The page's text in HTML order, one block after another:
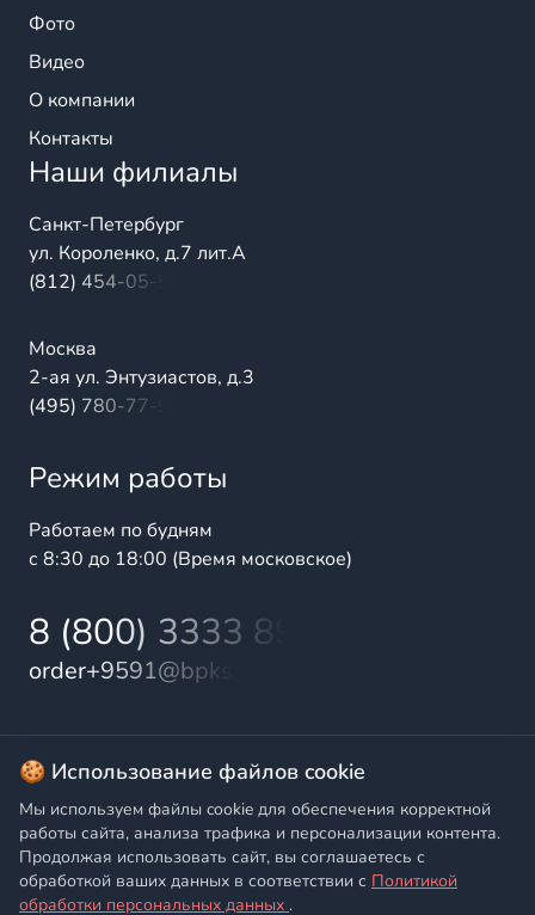
Фото
Видео
О компании
Контакты
Наши филиалы
Санкт-Петербург
ул. Короленко, д.7 лит.А
(812) 454-05-54
Москва
2-ая ул. Энтузиастов, д.3
(495) 780-77-98
Режим работы
Работаем по будням
с 8:30 до 18:00 (Время московское)
8 (800) 3333 899
order+9591@bpks.ru
© 2025 БалтПромКомплект — комплексные поставки
высококачественной продукции промышленного и
бытового назначения
Политика конфиденциальности,Согласие на обработку
персональных данных
🍪 Использование файлов cookie
Мы используем файлы cookie для обеспечения корректной
работы сайта, анализа трафика и персонализации контента.
Продолжая использовать сайт, вы соглашаетесь с
обработкой ваших данных в соответствии с Политикой
обработки персональных данных .